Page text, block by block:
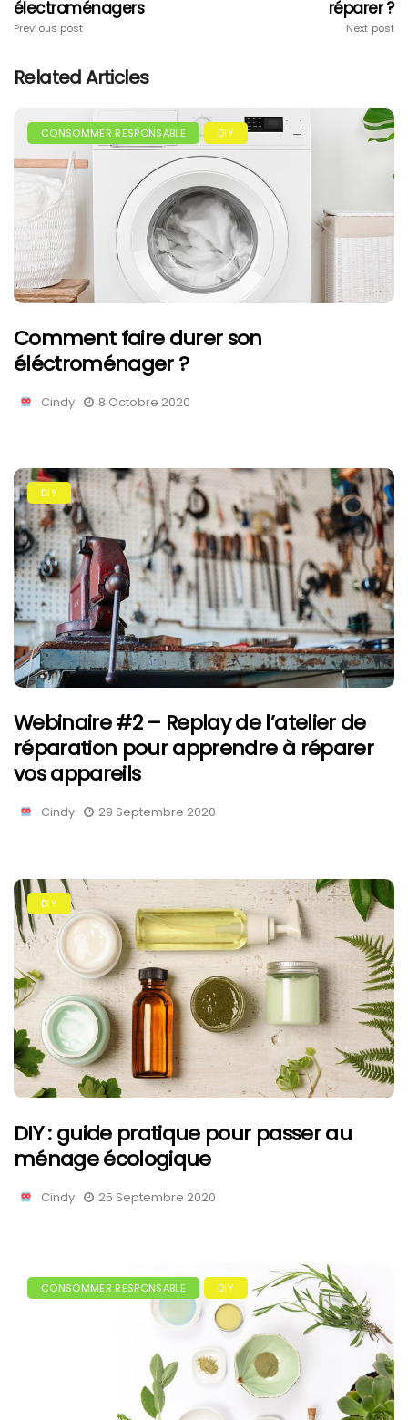
électroménagers
Previous post
réparer ?
Next post
Related Articles
CONSOMMER RESPONSABLE DIY
Comment faire durer son
éléctroménager ?
Cindy 8 Octobre 2020
DIY
Webinaire #2 – Replay de l’atelier de
réparation pour apprendre à réparer
vos appareils
Cindy 29 Septembre 2020
DIY
DIY : guide pratique pour passer au
ménage écologique
Cindy 25 Septembre 2020
CONSOMMER RESPONSABLE DIY